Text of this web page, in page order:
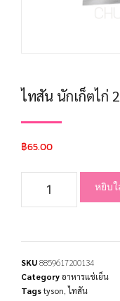
ไทสัน นักเก็ตไก่
฿65.00
หยิบ
SKU8859617200134
Categoryอาหารแช่เย็น
Tagstyson ,ไทสัน